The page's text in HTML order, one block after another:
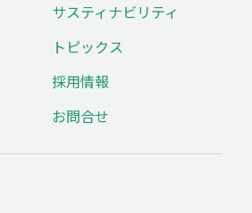
サスティナビリティ
トピックス
採用情報
お問合せ